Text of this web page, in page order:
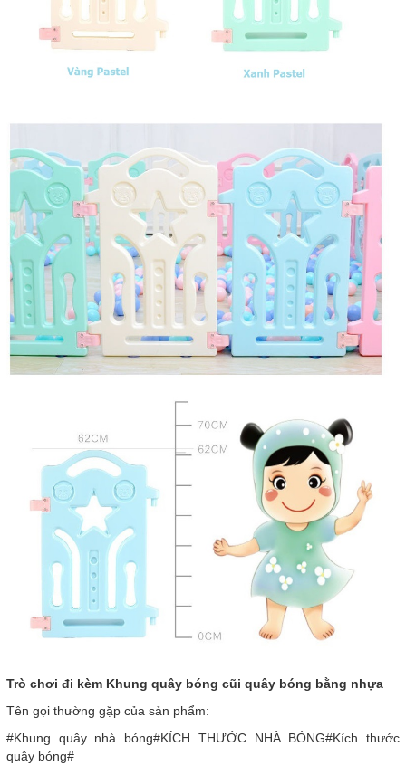
Trò chơi đi kèm Khung quây bóng cũi quây bóng bằng nhựa
Tên gọi thường gặp của sản phẩm:
#Khung quây nhà bóng#KÍCH THƯỚC NHÀ BÓNG#Kích thước
quây bóng#